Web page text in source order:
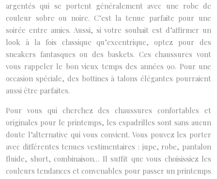
argentés qui se portent généralement avec une robe de
couleur sobre ou noire. C’est la tenue parfaite pour une
soirée entre amies. Aussi, si votre souhait est d’affirmer un
look à la fois classique qu’excentrique, optez pour des
sneakers fantasques ou des baskets. Ces chaussures vont
vous rappeler le bon vieux temps des années 90. Pour une
occasion spéciale, des bottines à talons élégantes pourraient
aussi être parfaites.
Pour vous qui cherchez des chaussures confortables et
originales pour le printemps, les espadrilles sont sans aucun
doute l’alternative qui vous convient. Vous pouvez les porter
avec différentes tenues vestimentaires : jupe, robe, pantalon
fluide, short, combinaison… Il suffit que vous choisissiez les
couleurs tendances et convenables pour passer un printemps